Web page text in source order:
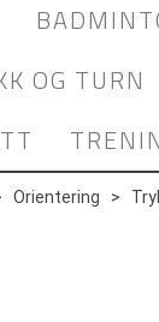
OG TURN
Orientering >